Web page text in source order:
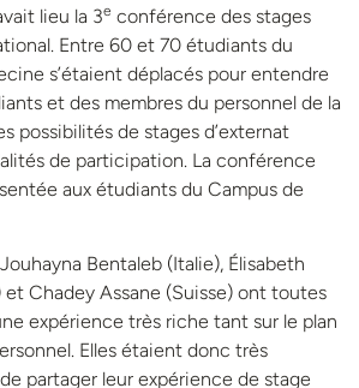
lieu la 3e conférence des stages
Entre 60 et 70 étudiants du
s’étaient déplacés pour entendre
et des membres du personnel de la
possibilités de stages d’externat
de participation. La conférence
aux étudiants du Campus de
Bentaleb (Italie), Élisabeth
et Chadey Assane (Suisse) ont toutes
expérience très riche tant sur le plan
Elles étaient donc très
partager leur expérience de stage